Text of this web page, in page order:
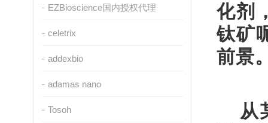
EZBioscience国内授权代理
celetrix
addexbio
adamas nano
Tosoh
化剂
钛矿
前景
从